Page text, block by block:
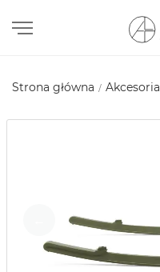
Strona główna Akcesoria